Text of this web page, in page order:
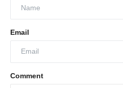
Email
Comment